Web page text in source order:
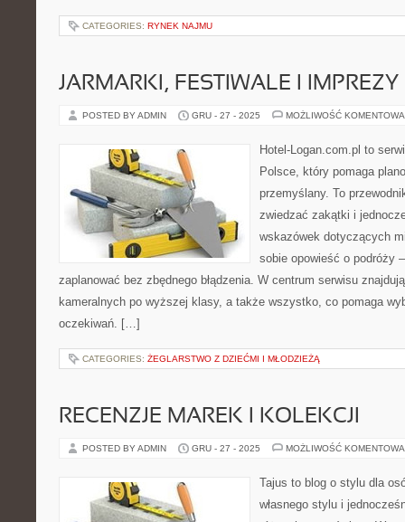
CATEGORIES: RYNEK NAJMU
JARMARKI, FESTIWALE I IMPREZY
POSTED BY ADMIN GRU - 27 - 2025 MOŻLIWOŚĆ
Hotel-Logan.com.pl to
Polsce, który pomaga
przemyślany. To
zwiedzać zakątki i
wskazówek dotyczących
sobie opowieść o podróży
zaplanować bez zbędnego błądzenia. W centrum serwisu
kameralnych po wyższej klasy, a także wszystko, co pomaga
oczekiwań. […]
CATEGORIES: ŻEGLARSTWO Z DZIEĆMI I MŁODZIEŻĄ
RECENZJE MAREK I KOLEKCJI
POSTED BY ADMIN GRU - 27 - 2025 MOŻLIWOŚĆ
Tajus to blog o stylu dla
własnego stylu i